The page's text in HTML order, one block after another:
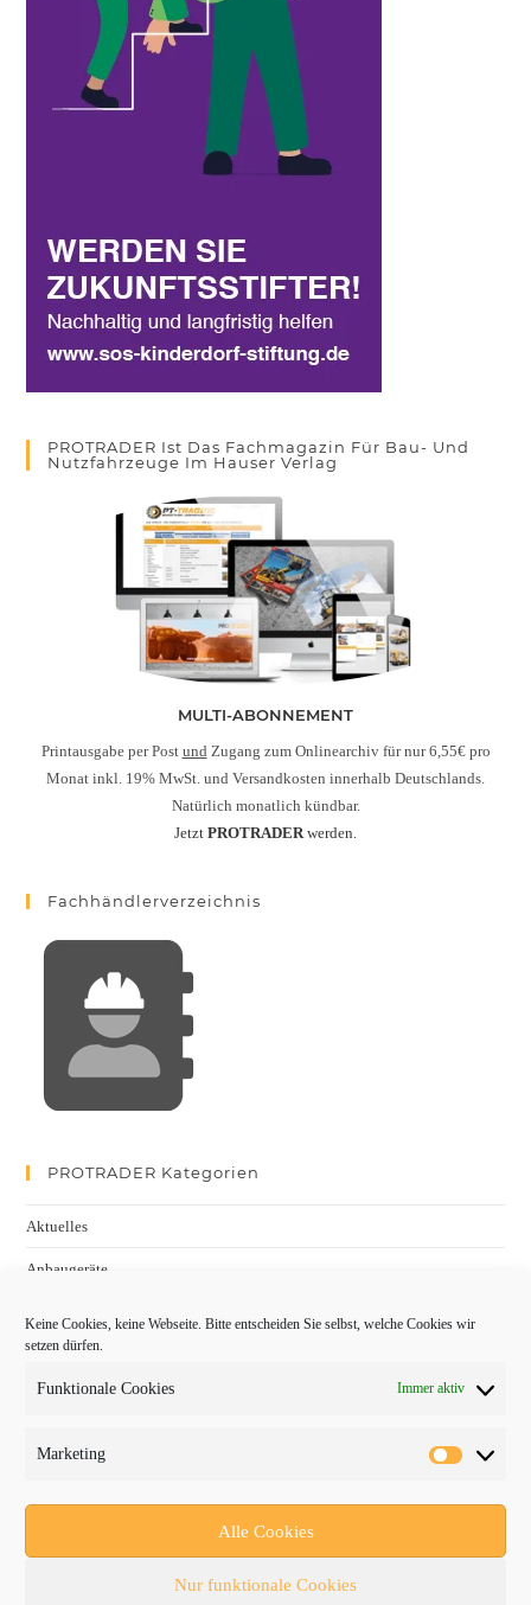
Keine Cookies, keine Webseite. Bitte entscheiden Sie selbst, welche Cookies wir
setzen dürfen.
Funktionale Cookies Immer aktiv
Marketing
Alle Cookies
Nur funktionale Cookies
PROTRADER Ist Das Fachmagazin Für Bau- Und
Nutzfahrzeuge Im Hauser Verlag
MULTI-ABONNEMENT
Printausgabe per Post und Zugang zum Onlinearchiv für nur 6,55€ pro
Monat inkl. 19% MwSt. und Versandkosten innerhalb Deutschlands.
Natürlich monatlich kündbar.
Jetzt PROTRADERwerden.
Fachhändlerverzeichnis
PROTRADER Kategorien
Aktuelles
Anbaugeräte
Baumaschinen
Fachmessen